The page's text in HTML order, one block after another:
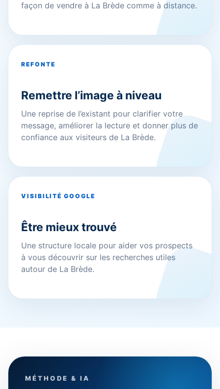
façon de vendre à La Brède comme à distance.
REFONTE
Remettre l’image à niveau
Une reprise de l’existant pour clarifier votre
message, améliorer la lecture et donner plus de
confiance aux visiteurs de La Brède.
VISIBILITÉ GOOGLE
Être mieux trouvé
Une structure locale pour aider vos prospects
à vous découvrir sur les recherches utiles
autour de La Brède.
MÉTHODE & IA